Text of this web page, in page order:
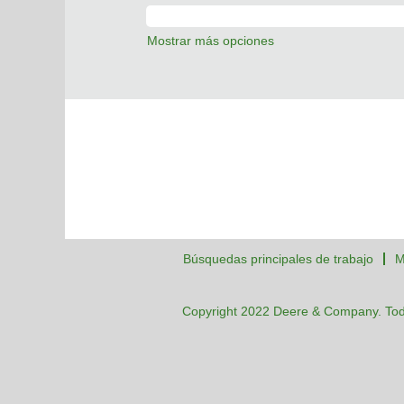
Mostrar más opciones
Búsquedas principales de trabajo
Copyright 2022 Deere & Company.